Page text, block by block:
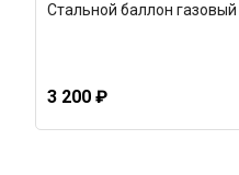
Стальной баллон
3 200 ₽